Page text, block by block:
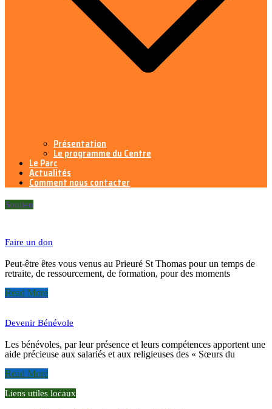
Présentation
Le programme du Centre
Le Parc
Actualités
Comment nous contacter
Soutien
Faire un don
Peut-être êtes vous venus au Prieuré St Thomas pour un temps de
retraite, de ressourcement, de formation, pour des moments
Read More
Devenir Bénévole
Les bénévoles, par leur présence et leurs compétences apportent une
aide précieuse aux salariés et aux religieuses des « Sœurs du
Read More
Liens utiles locaux